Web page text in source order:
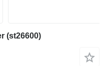
(st26600)